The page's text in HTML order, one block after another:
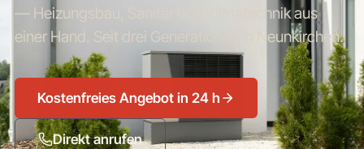
— Heizungsbau, Sanitär und Klimatechnik aus
einer Hand. Seit drei Generationen in Neunkirchen.
Kostenfreies Angebot in 24 h
Direkt anrufen